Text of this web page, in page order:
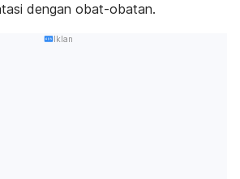
dengan obat-obatan.
Iklan